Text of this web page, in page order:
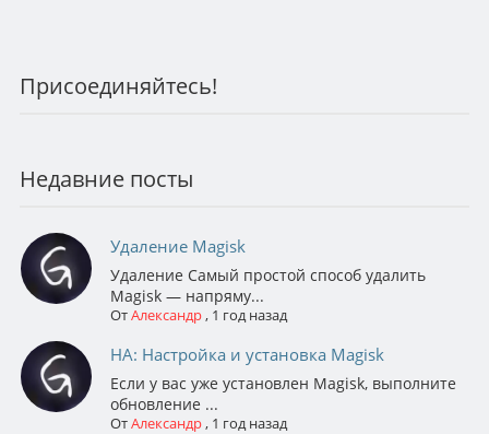
Присоединяйтесь!
Недавние посты
Удаление Magisk
Удаление Самый простой способ удалить
Magisk — напряму...
ОтАлександр, 1 год назад
НА: Настройка и установка Magisk
Если у вас уже установлен Magisk, выполните
обновление ...
ОтАлександр, 1 год назад